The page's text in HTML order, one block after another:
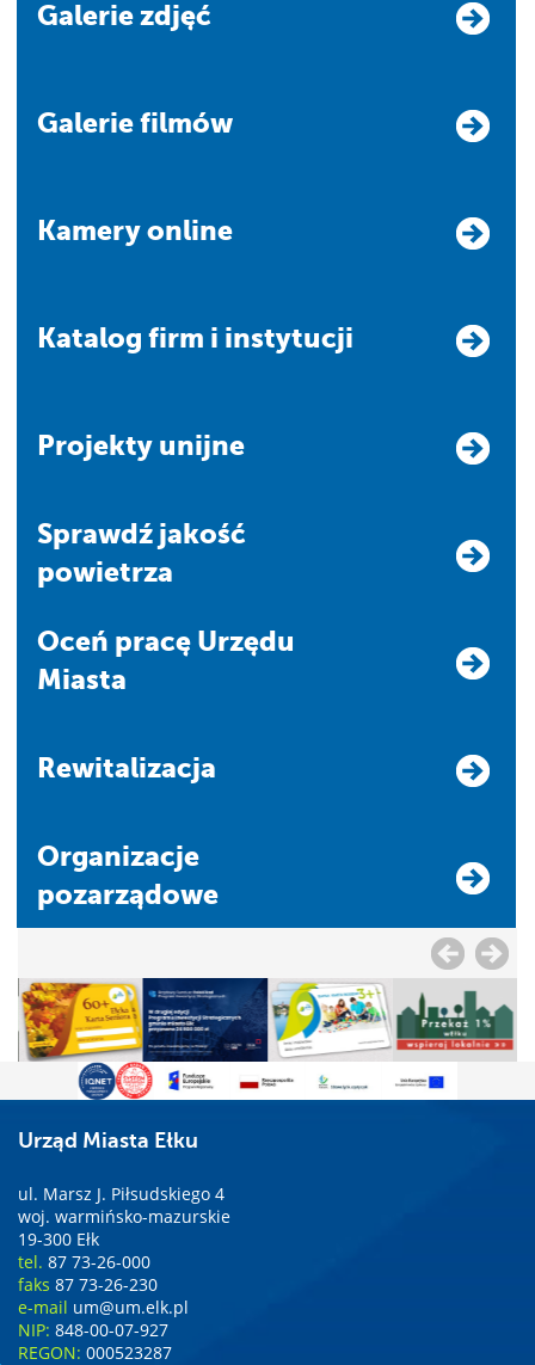
Galerie zdjęć
Galerie filmów
Kamery online
Katalog firm i instytucji
Projekty unijne
Sprawdź jakość
powietrza
Oceń pracę Urzędu
Miasta
Rewitalizacja
Organizacje
pozarządowe
Urząd Miasta Ełku
ul. Marsz J. Piłsudskiego 4
woj. warmińsko-mazurskie
19-300 Ełk
tel. 87 73-26-000
faks 87 73-26-230
e-mail um@um.elk.pl
NIP: 848-00-07-927
REGON: 000523287